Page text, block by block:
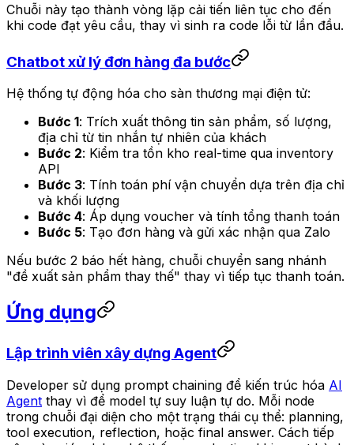
Chuỗi này tạo thành vòng lặp cải tiến liên tục cho đến
khi code đạt yêu cầu, thay vì sinh ra code lỗi từ lần đầu.
Chatbot xử lý đơn hàng đa bước
Hệ thống tự động hóa cho sàn thương mại điện tử:
Bước 1: Trích xuất thông tin sản phẩm, số lượng,
địa chỉ từ tin nhắn tự nhiên của khách
Bước 2: Kiểm tra tồn kho real-time qua inventory
API
Bước 3: Tính toán phí vận chuyển dựa trên địa chỉ
và khối lượng
Bước 4: Áp dụng voucher và tính tổng thanh toán
Bước 5: Tạo đơn hàng và gửi xác nhận qua Zalo
Nếu bước 2 báo hết hàng, chuỗi chuyển sang nhánh
"đề xuất sản phẩm thay thế" thay vì tiếp tục thanh toán.
Ứng dụng
Lập trình viên xây dựng Agent
Developer sử dụng prompt chaining để kiến trúc hóa AI
Agent thay vì để model tự suy luận tự do. Mỗi node
trong chuỗi đại diện cho một trạng thái cụ thể: planning,
tool execution, reflection, hoặc final answer. Cách tiếp